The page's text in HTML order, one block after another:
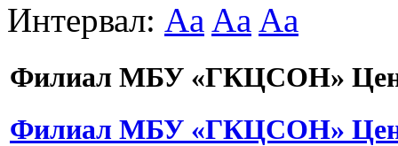
Интервал: Aa Aa Aa
Филиал МБУ «ГКЦСОН»
Филиал МБУ «ГКЦСОН»